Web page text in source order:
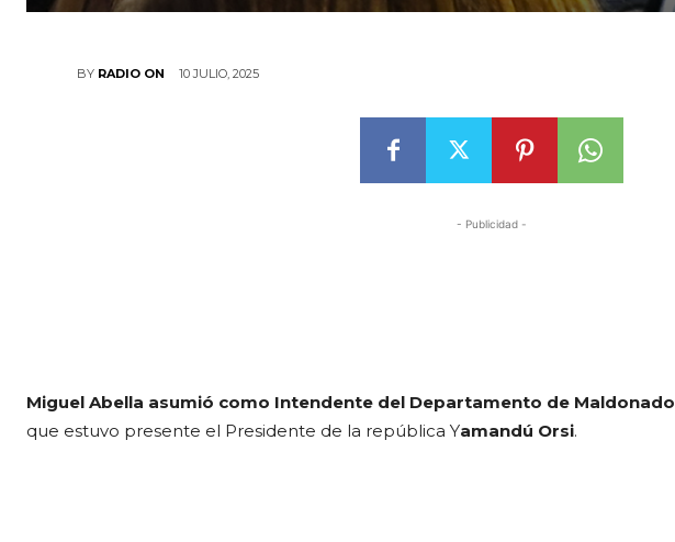
BY RADIO ON 10 JULIO, 2025
- Publicidad -
Miguel Abella asumió como Intendente del Departamento de Maldonado
que estuvo presente el Presidente de la república Yamandú Orsi.